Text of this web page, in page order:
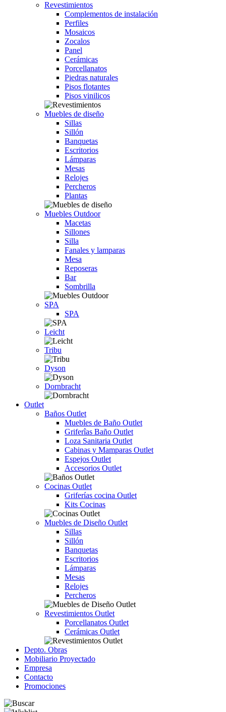
Revestimientos
Complementos de instalación
Perfiles
Mosaicos
Zocalos
Panel
Cerámicas
Porcellanatos
Piedras naturales
Pisos flotantes
Pisos vinilicos
Muebles de diseño
Sillas
Sillón
Banquetas
Escritorios
Lámparas
Mesas
Relojes
Percheros
Plantas
Muebles Outdoor
Macetas
Sillones
Silla
Fanales y lamparas
Mesa
Reposeras
Bar
Sombrilla
SPA
SPA
Leicht
Tribu
Dyson
Dornbracht
Outlet
Baños Outlet
Muebles de Baño Outlet
Griferîas Baño Outlet
Loza Sanitaria Outlet
Cabinas y Mamparas Outlet
Espejos Outlet
Accesorios Outlet
Cocinas Outlet
Griferías cocina Outlet
Kits Cocinas
Muebles de Diseño Outlet
Sillas
Sillón
Banquetas
Escritorios
Lámparas
Mesas
Relojes
Percheros
Revestimientos Outlet
Porcellanatos Outlet
Cerámicas Outlet
Depto. Obras
Mobiliario Proyectado
Empresa
Contacto
Promociones